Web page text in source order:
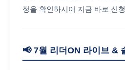
정을 확인하시어 지금 바로 신
📢 7월 리더ON 라이브 &